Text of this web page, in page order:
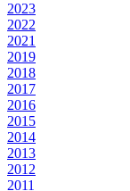
2023
2022
2021
2019
2018
2017
2016
2015
2014
2013
2012
2011